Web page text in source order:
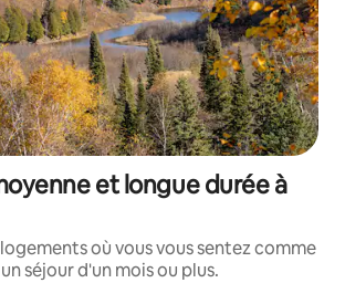
et longue durée à
où vous vous sentez comme
séjour d'un mois ou plus.